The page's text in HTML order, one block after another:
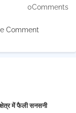
0Comments
Comment
में फैली सनसनी